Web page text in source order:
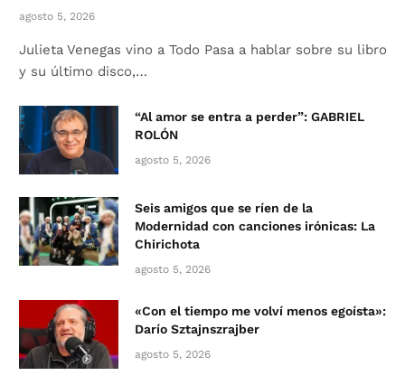
agosto 5, 2026
Julieta Venegas vino a Todo Pasa a hablar sobre su libro
y su último disco,…
“Al amor se entra a perder”: GABRIEL
ROLÓN
agosto 5, 2026
Seis amigos que se ríen de la
Modernidad con canciones irónicas: La
Chirichota
agosto 5, 2026
«Con el tiempo me volví menos egoísta»:
Darío Sztajnszrajber
agosto 5, 2026